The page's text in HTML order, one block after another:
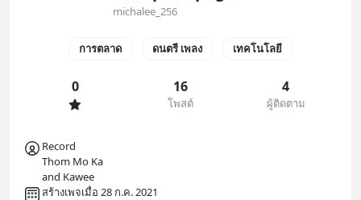
michalee_256
การตลาด ดนตรี เพลง เทคโนโลยี
0 16
โพสต์
4
ผู้ติดตาม
Record
Thom Mo Ka
and Kawee
สร้างเพจเมื่อ 28 ก.ค. 2021